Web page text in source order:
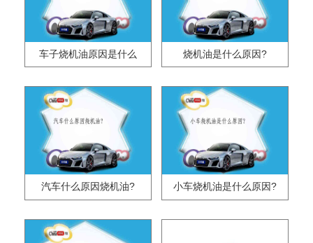
车子烧机油原因是什么 烧机油是什么原因?
汽车什么原因烧机油? 小车烧机油是什么原因?